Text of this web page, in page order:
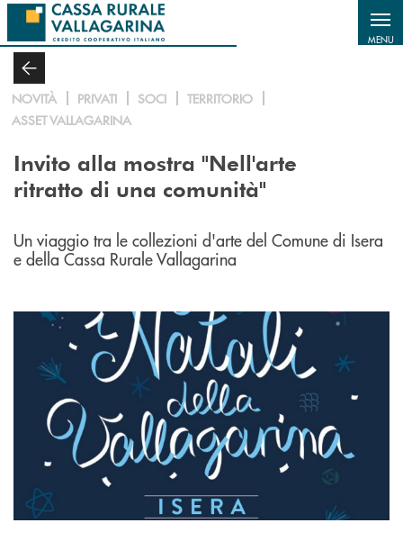
Salta al contenuto principale
MENU
NOVITÀ PRIVATI SOCI
TERRITORIO
ASSET VALLAGARINA
Invito alla mostra "Nell'arte
ritratto di una comunità"
Un viaggio tra le collezioni d'arte del Comune di Isera
e della Cassa Rurale Vallagarina